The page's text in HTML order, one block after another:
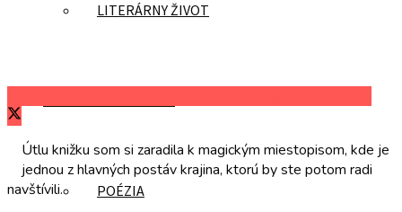
LITERÁRNY ŽIVOT
POÉZIA
Útlu knižku som si zaradila k magickým miestopisom, kde je
jednou z hlavných postáv krajina, ktorú by ste potom radi
navštívili.